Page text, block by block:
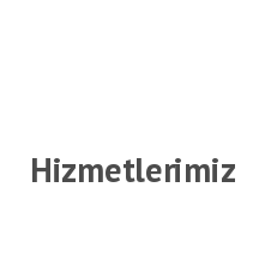
Hizmetlerimiz